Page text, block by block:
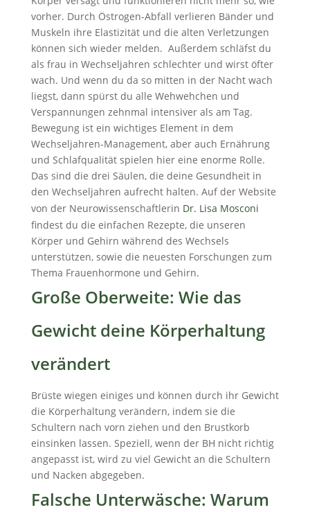
vorher. Durch Östrogen-Abfall verlieren Bänder und
Muskeln ihre Elastizität und die alten Verletzungen
können sich wieder melden. Außerdem schläfst du
als frau in Wechseljahren schlechter und wirst öfter
wach. Und wenn du da so mitten in der Nacht wach
liegst, dann spürst du alle Wehwehchen und
Verspannungen zehnmal intensiver als am Tag.
Bewegung ist ein wichtiges Element in dem
Wechseljahren-Management, aber auch Ernährung
und Schlafqualität spielen hier eine enorme Rolle.
Das sind die drei Säulen, die deine Gesundheit in
den Wechseljahren aufrecht halten. Auf der Website
von der Neurowissenschaftlerin Dr. Lisa Mosconi
findest du die einfachen Rezepte, die unseren
Körper und Gehirn während des Wechsels
unterstützen, sowie die neuesten Forschungen zum
Thema Frauenhormone und Gehirn.
Große Oberweite: Wie das
Gewicht deine Körperhaltung
verändert
Brüste wiegen einiges und können durch ihr Gewicht
die Körperhaltung verändern, indem sie die
Schultern nach vorn ziehen und den Brustkorb
einsinken lassen. Speziell, wenn der BH nicht richtig
angepasst ist, wird zu viel Gewicht an die Schultern
und Nacken abgegeben.
Falsche Unterwäsche: Warum